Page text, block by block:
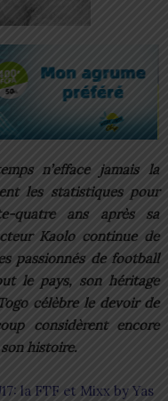
n’efface jamais la
les statistiques pour
quatre ans après sa
Kaolo continue de
passionnés de football
le pays, son héritage
célèbre le devoir de
considèrent encore
histoire.
la FTF et Mixx by Yas